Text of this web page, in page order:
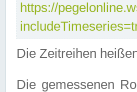
https://
Die Zeitreihen
Die gemessenen